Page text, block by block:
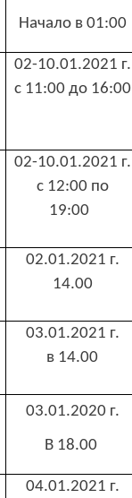
Начало в 01:00
02-10.01.2021 г.
с 11:00 до 16:00
02-10.01.2021 г.
с 12:00 по
19:00
02.01.2021 г.
14.00
03.01.2021 г.
в 14.00
03.01.2020 г.
В 18.00
04.01.2021 г.